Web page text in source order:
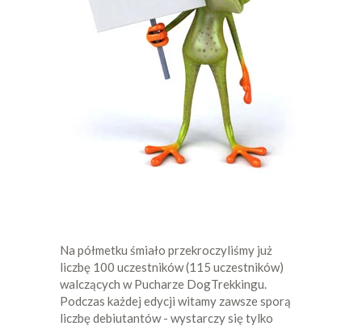
Na półmetku śmiało przekroczyliśmy już
liczbę 100 uczestników (115 uczestników)
walczących w Pucharze DogTrekkingu.
Podczas każdej edycji witamy zawsze sporą
liczbę debiutantów - wystarczy się tylko